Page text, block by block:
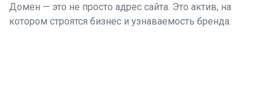
Домен — это не просто адрес сайта. Это актив, на
котором строятся бизнес и узнаваемость бренда.